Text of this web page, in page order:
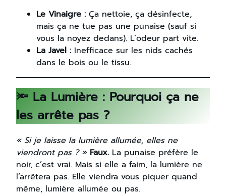
Le Vinaigre : Ça nettoie, ça désinfecte,
mais ça ne tue pas une punaise (sauf si
vous la noyez dedans). L’odeur part vite.
La Javel : Inefficace sur les nids cachés
dans le bois ou le tissu.
🔦 La Lumière : Pourquoi ça ne
les arrête pas ?
« Si je laisse la lumière allumée, elles ne
viendront pas ? » Faux. La punaise préfère le
noir, c’est vrai. Mais si elle a faim, la lumière ne
l’arrêtera pas. Elle viendra vous piquer quand
même, lumière allumée ou pas.